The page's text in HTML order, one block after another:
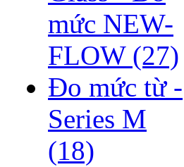
mức NEW-
FLOW (27)
Đo mức từ -
Series M
(18)